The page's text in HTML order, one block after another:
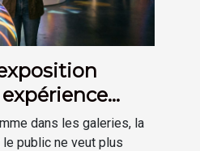
visite
dans les galeries, la
public ne veut plus